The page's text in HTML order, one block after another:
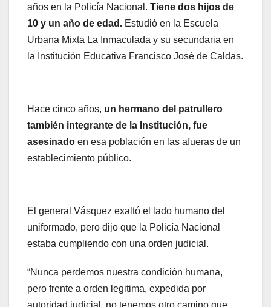
años en la Policía Nacional. Tiene dos hijos de
10 y un año de edad. Estudió en la Escuela
Urbana Mixta La Inmaculada y su secundaria en
la Institución Educativa Francisco José de Caldas.
Hace cinco años, un hermano del patrullero
también integrante de la Institución, fue
asesinado en esa población en las afueras de un
establecimiento público.
El general Vásquez exaltó el lado humano del
uniformado, pero dijo que la Policía Nacional
estaba cumpliendo con una orden judicial.
“Nunca perdemos nuestra condición humana,
pero frente a orden legitima, expedida por
autoridad judicial, no tenemos otro camino que